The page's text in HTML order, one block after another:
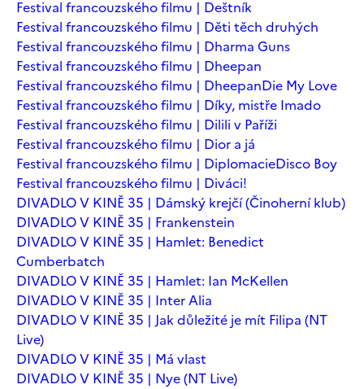
Festival francouzského filmu | Deštník
Festival francouzského filmu | Děti těch druhých
Festival francouzského filmu | Dharma Guns
Festival francouzského filmu | Dheepan
Festival francouzského filmu | DheepanDie My Love
Festival francouzského filmu | Díky, mistře Imado
Festival francouzského filmu | Dilili v Paříži
Festival francouzského filmu | Dior a já
Festival francouzského filmu | DiplomacieDisco Boy
Festival francouzského filmu | Diváci!
DIVADLO V KINĚ 35 | Dámský krejčí (Činoherní klub)
DIVADLO V KINĚ 35 | Frankenstein
DIVADLO V KINĚ 35 | Hamlet: Benedict
Cumberbatch
DIVADLO V KINĚ 35 | Hamlet: Ian McKellen
DIVADLO V KINĚ 35 | Inter Alia
DIVADLO V KINĚ 35 | Jak důležité je mít Filipa (NT
Live)
DIVADLO V KINĚ 35 | Má vlast
DIVADLO V KINĚ 35 | Nye (NT Live)